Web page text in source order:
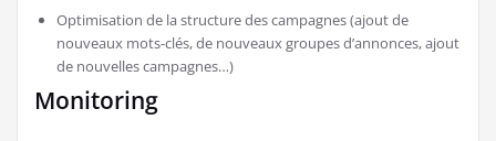
Optimisation de la structure des campagnes (ajout de
nouveaux mots-clés, de nouveaux groupes d’annonces, ajout
de nouvelles campagnes…)
Monitoring